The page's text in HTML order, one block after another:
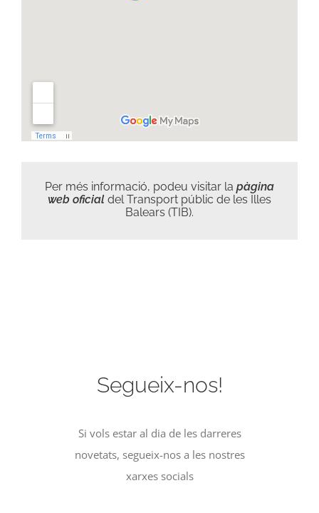
Per més informació, podeu visitar la pàgina
web oficial del Transport públic de les Illes
Balears (TIB).
Segueix-nos!
Si vols estar al dia de les darreres
novetats, segueix-nos a les nostres
xarxes socials